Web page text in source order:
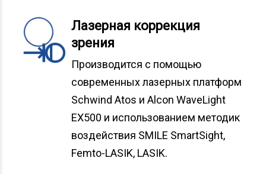
Лазерная коррекция
зрения
Производится с помощью
современных лазерных платформ
Schwind Atos и Alcon WaveLight
EX500 и использованием методик
воздействия SMILE SmartSight,
Femto-LASIK, LASIK.